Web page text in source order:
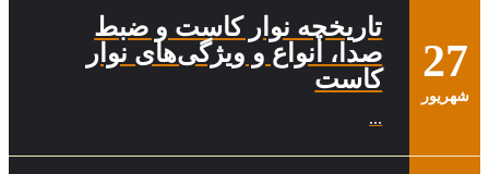
27
شهریور
تاریخچه نوار کاست و ضبط
صدا، انواع و ویژگی‌های نوار
کاست
...